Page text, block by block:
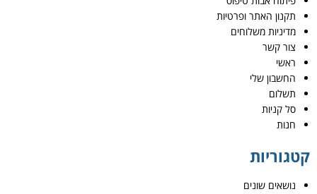
תקנון האתר ופרטיות
מדיניות משלוחים
צור קשר
ראשי
החשבון שלי
תשלום
סל קניות
חנות
קטגוריות
נושאים שונים